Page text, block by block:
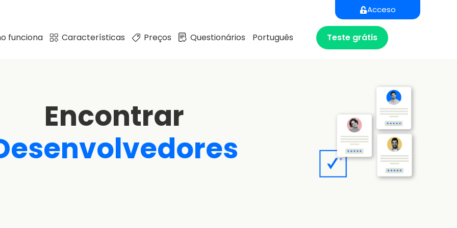
Acceso
funciona Características Preços Questionários Português Teste grátis
Encontrar